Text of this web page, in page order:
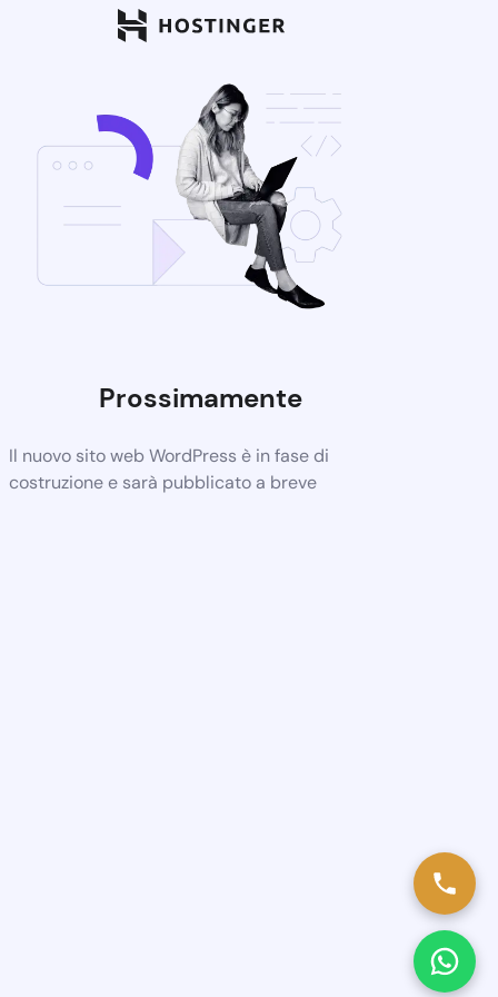
Prossimamente
Il nuovo sito web WordPress è in fase di
costruzione e sarà pubblicato a breve